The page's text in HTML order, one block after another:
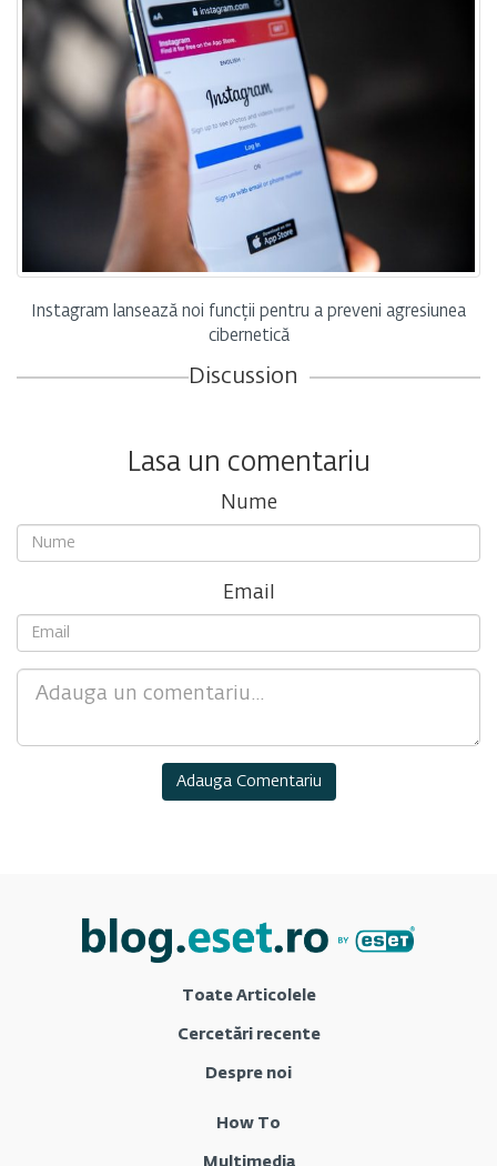
Instagram lansează noi funcții pentru a preveni agresiunea
cibernetică
Discussion
Lasa un comentariu
Nume
Email
Toate Articolele
Cercetări recente
Despre noi
How To
Multimedia